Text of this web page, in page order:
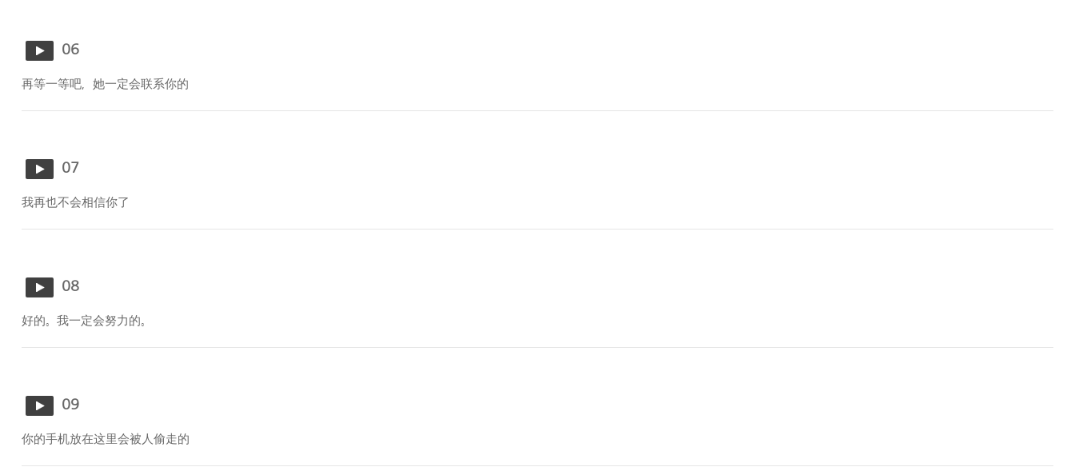
06
再等一等吧，她一定会联系你的
07
我再也不会相信你了
08
好的。我一定会努力的。
09
你的手机放在这里会被人偷走的